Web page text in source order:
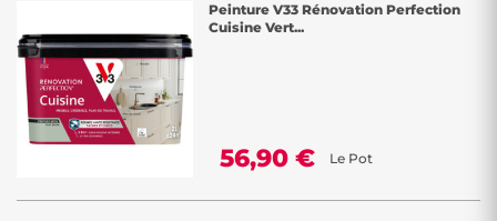
Peinture V33 Rénovation Perfection
Cuisine Vert...
56,90 € Le Pot